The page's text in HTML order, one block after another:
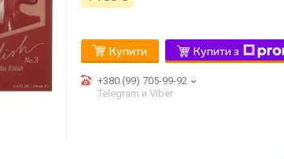
Купити Купити з
+380 (99) 705-99-92
Telegram и Viber